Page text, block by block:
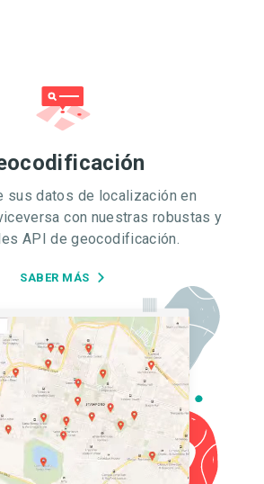
sus datos de localización en
con nuestras robustas y
API de geocodificación.
SABER MÁS